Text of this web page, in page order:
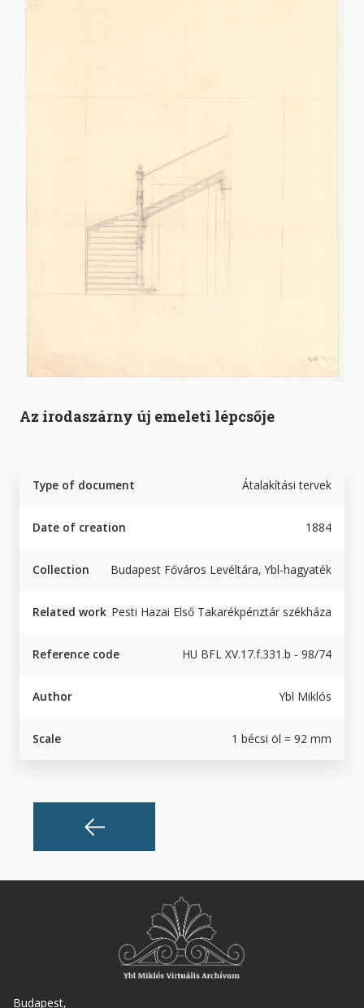
Az irodaszárny új emeleti lépcsője
Type of document Átalakítási tervek
Date of creation 1884
Collection Budapest Főváros Levéltára, Ybl-hagyaték
Related work Pesti Hazai Első Takarékpénztár székháza
Reference code HU BFL XV.17.f.331.b - 98/74
Author Ybl Miklós
Scale 1 bécsi öl = 92 mm
Budapest,